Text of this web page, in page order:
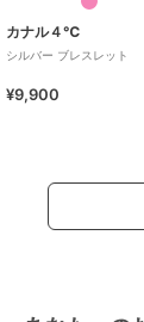
カナル４℃
シルバー ブレスレット
¥9,900